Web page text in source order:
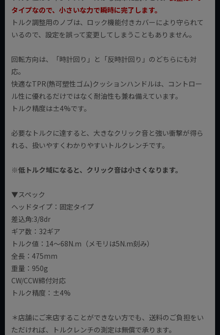
タイプなので、小さいな力で瞬時に完了します。
トルク調整用のノブは、ロック機能付きカバーにより守られて
いるので、設定を誤って変更してしまうこともありません。
回転方向は、「時計回り」と「反時計回り」のどちらにも対
応。
快適なTPR(熱可塑性ゴム)クッションハンドルは、コントロー
ル性に優れるだけではなく耐油性も兼ね備えています。
トルク精度は±4%です。
必要なトルクに達すると、大きなクリック音と強い衝撃が得ら
れる、扱いやすくわかりやすいトルクレンチです。
※低トルク域になると、クリック音は小さくなります。
▼スペック
ヘッドタイプ：固定タイプ
差込角:3/8dr
ギア数：32ギア
トルク値：14～68N.m（メモリは5N.m刻み）
全長：475mm
重量：950g
CW/CCW締付対応
トルク精度：±4%
＊店舗にご来店することができない方でも、送料のご負担をい
ただければ、トルクレンチの測定は無償で承ります。